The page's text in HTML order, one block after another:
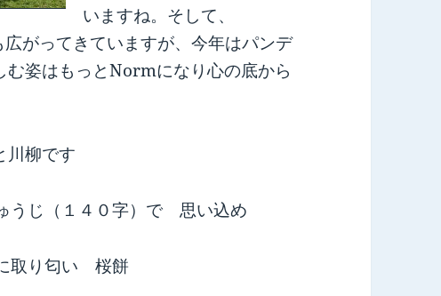
いますね。そして、
がってきていますが、今年はパンデ
む姿はもっとNormになり心の底から
川柳です
うじ（１４０字）で 思い込め
取り匂い 桜餅